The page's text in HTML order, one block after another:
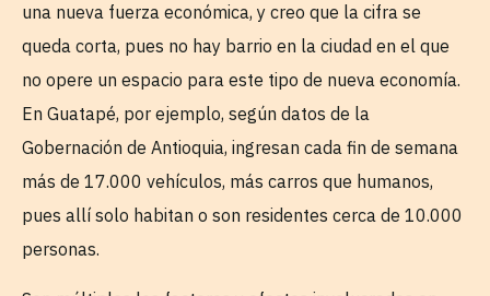
una nueva fuerza económica, y creo que la cifra se
queda corta, pues no hay barrio en la ciudad en el que
no opere un espacio para este tipo de nueva economía.
En Guatapé, por ejemplo, según datos de la
Gobernación de Antioquia, ingresan cada fin de semana
más de 17.000 vehículos, más carros que humanos,
pues allí solo habitan o son residentes cerca de 10.000
personas.